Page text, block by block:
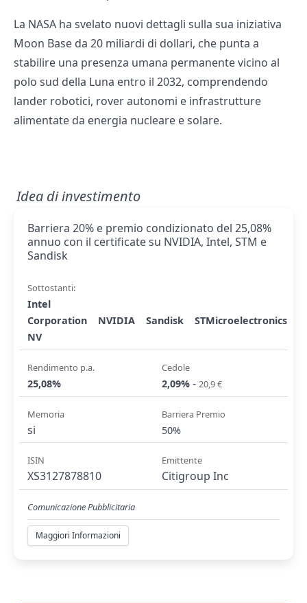
La NASA ha svelato nuovi dettagli sulla sua iniziativa
Moon Base da 20 miliardi di dollari, che punta a
stabilire una presenza umana permanente vicino al
polo sud della Luna entro il 2032, comprendendo
lander robotici, rover autonomi e infrastrutture
alimentate da energia nucleare e solare.
Idea di investimento
Barriera 20% e premio condizionato del 25,08%
annuo con il certificate su NVIDIA, Intel, STM e
Sandisk
Sottostanti:
Intel
Corporation
NVIDIA Sandisk
STMicroelectronics
NV
Rendimento p.a.
25,08%
Cedole
2,09% - 20,9 €
Memoria
si
Barriera Premio
50%
ISIN
XS3127878810
Emittente
Citigroup Inc
Comunicazione Pubblicitaria
Maggiori Informazioni